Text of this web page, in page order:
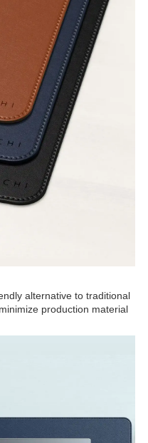
alternative to traditional
production material